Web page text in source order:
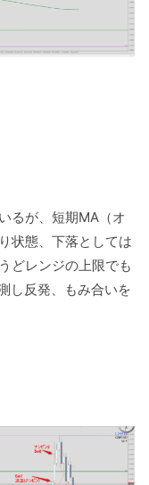
るが、短期MA（オ
状態、下落としては
どレンジの上限でも
し反発、もみ合いを